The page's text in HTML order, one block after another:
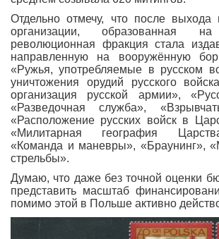
Отдельно отмечу, что после
организации, образованная
революционная фракция стала
направленную на вооружённую
«Ружья, употребляемые в русском
уничтожения орудий русского
организация русской армии»,
«Разведочная служба»,
«Расположение русских войск в
«Милитарная география
«Команда и маневры», «Браунинг»,
стрельбы».
Думаю, что даже без точной оценки
представить масштаб
помимо этой в Польше активно